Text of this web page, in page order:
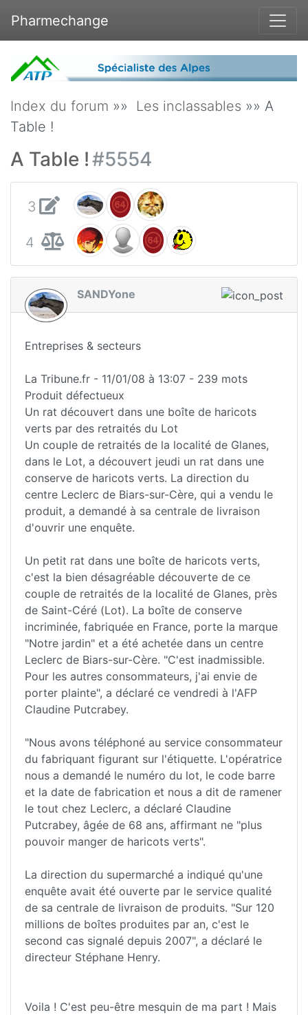
Pharmechange
Index du forum »» Les inclassables »» A
Table !
A Table !#5554
3
4
SANDYone
Entreprises & secteurs
La Tribune.fr - 11/01/08 à 13:07 - 239 mots
Produit défectueux
Un rat découvert dans une boîte de haricots
verts par des retraités du Lot
Un couple de retraités de la localité de Glanes,
dans le Lot, a découvert jeudi un rat dans une
conserve de haricots verts. La direction du
centre Leclerc de Biars-sur-Cère, qui a vendu le
produit, a demandé à sa centrale de livraison
d'ouvrir une enquête.
Un petit rat dans une boîte de haricots verts,
c'est la bien désagréable découverte de ce
couple de retraités de la localité de Glanes, près
de Saint-Céré (Lot). La boîte de conserve
incriminée, fabriquée en France, porte la marque
"Notre jardin" et a été achetée dans un centre
Leclerc de Biars-sur-Cère. "C'est inadmissible.
Pour les autres consommateurs, j'ai envie de
porter plainte", a déclaré ce vendredi à l'AFP
Claudine Putcrabey.
"Nous avons téléphoné au service consommateur
du fabriquant figurant sur l'étiquette. L'opératrice
nous a demandé le numéro du lot, le code barre
et la date de fabrication et nous a dit de ramener
le tout chez Leclerc, a déclaré Claudine
Putcrabey, âgée de 68 ans, affirmant ne "plus
pouvoir manger de haricots verts".
La direction du supermarché a indiqué qu'une
enquête avait été ouverte par le service qualité
de sa centrale de livraison de produits. "Sur 120
millions de boîtes produites par an, c'est le
second cas signalé depuis 2007", a déclaré le
directeur Stéphane Henry.
Voila ! C'est peu-être mesquin de ma part ! Mais